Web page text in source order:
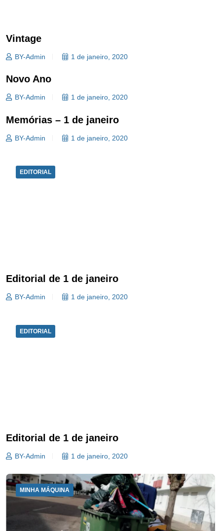
Vintage
BY-Admin 1 de janeiro, 2020
Novo Ano
BY-Admin 1 de janeiro, 2020
Memórias – 1 de janeiro
BY-Admin 1 de janeiro, 2020
EDITORIAL
Editorial de 1 de janeiro
BY-Admin 1 de janeiro, 2020
EDITORIAL
Editorial de 1 de janeiro
BY-Admin 1 de janeiro, 2020
MINHA MÁQUINA